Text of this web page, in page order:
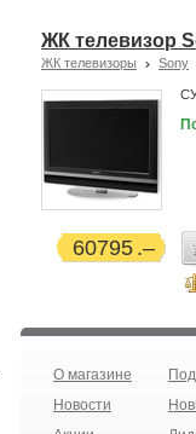
ЖК телевизор
ЖК телевизоры Sony
60795
О магазине
Новости